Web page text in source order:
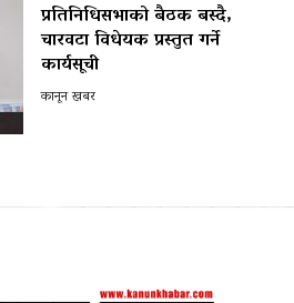
प्रतिनिधिसभाको बैठक बस्दै,
चारवटा विधेयक प्रस्तुत गर्ने
कार्यसूची
कानून खबर